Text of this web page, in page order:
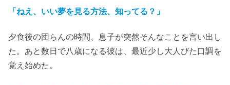
「ねえ、いい夢を見る方法、知ってる？」
夕食後の団らんの時間、息子が突然そんなことを言い出し
た。あと数日で八歳になる彼は、最近少し大人びた口調を
覚え始めた。